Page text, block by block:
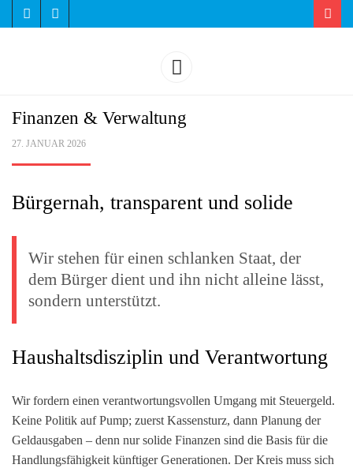
AFD-
Menu
Finanzen & Verwaltung
POSTED
27. JANUAR 2026
Bürgernah, transparent und solide
Wir ste­hen für einen schlan­ken Staat, der
dem Bür­ger dient und ihn nicht allei­ne lässt,
son­dern unterstützt.
Haushaltsdisziplin und Verantwortung
Wir for­dern einen ver­ant­wor­tungs­vol­len Umgang mit Steu­er­geld.
Kei­ne Poli­tik auf Pump; zuerst Kas­sen­sturz, dann Pla­nung der
Geld­aus­ga­ben – denn nur soli­de Finan­zen sind die Basis für die
Hand­lungs­fä­hig­keit künf­ti­ger Gene­ra­tio­nen. Der Kreis muss sich